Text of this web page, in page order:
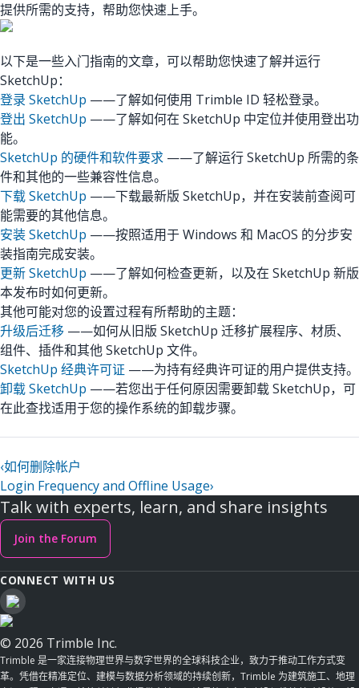
提供所需的支持，帮助您快速上手。
以下是一些入门指南的文章，可以帮助您快速了解并运行
SketchUp：
登录 SketchUp ——了解如何使用 Trimble ID 轻松登录。
登出 SketchUp ——了解如何在 SketchUp 中定位并使用登出功
能。
SketchUp 的硬件和软件要求 ——了解运行 SketchUp 所需的条
件和其他的一些兼容性信息。
下载 SketchUp ——下载最新版 SketchUp，并在安装前查阅可
能需要的其他信息。
安装 SketchUp ——按照适用于 Windows 和 MacOS 的分步安
装指南完成安装。
更新 SketchUp ——了解如何检查更新，以及在 SketchUp 新版
本发布时如何更新。
其他可能对您的设置过程有所帮助的主题：
升级后迁移 ——如何从旧版 SketchUp 迁移扩展程序、材质、
组件、插件和其他 SketchUp 文件。
SketchUp 经典许可证 ——为持有经典许可证的用户提供支持。
卸载 SketchUp ——若您出于任何原因需要卸载 SketchUp，可
在此查找适用于您的操作系统的卸载步骤。
‹如何删除帐户
Login Frequency and Offline Usage›
Talk with experts, learn, and share insights
Join the Forum
CONNECT WITH US
© 2026 Trimble Inc.
Trimble 是一家连接物理世界与数字世界的全球科技企业，致力于推动工作方式变
革。凭借在精准定位、建模与数据分析领域的持续创新，Trimble 为建筑施工、地理